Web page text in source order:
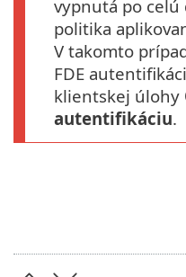
vypnutá po celú
politika
V takomto
FDE
klientskej úlohy
autentifikáciu.